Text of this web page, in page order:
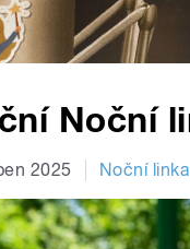
Noční
2025 Noční linka